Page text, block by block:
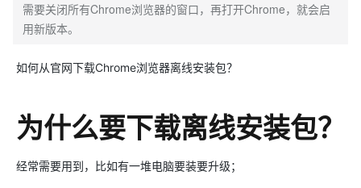
需要关闭所有Chrome浏览器的窗口，再打开Chrome，就会启
用新版本。
如何从官网下载Chrome浏览器离线安装包？
为什么要下载离线安装包？
经常需要用到，比如有一堆电脑要装要升级；